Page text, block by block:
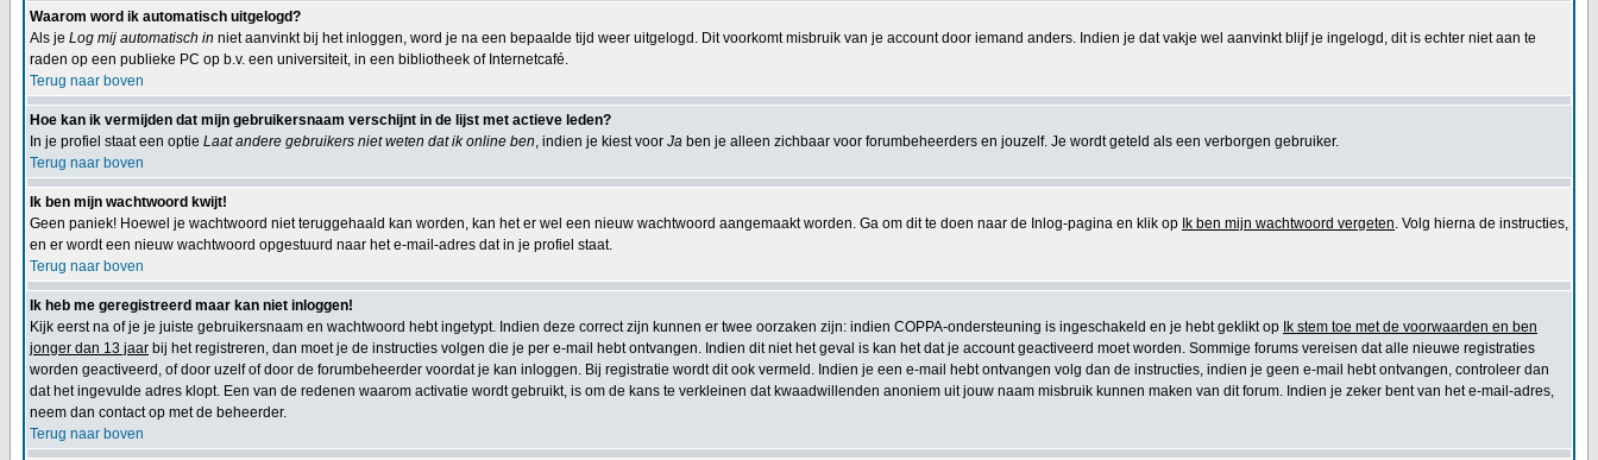
Waarom word ik automatisch uitgelogd?
Als je Log mij automatisch in niet aanvinkt bij het inloggen, word je na een bepaalde tijd weer uitgelogd. Dit voorkomt misbruik van je account door iemand anders. Indien je dat vakje wel aanvinkt blijf je ingelogd, dit is echter niet aan te
raden op een publieke PC op b.v. een universiteit, in een bibliotheek of Internetcafé.
Terug naar boven
Hoe kan ik vermijden dat mijn gebruikersnaam verschijnt in de lijst met actieve leden?
In je profiel staat een optie Laat andere gebruikers niet weten dat ik online ben, indien je kiest voor Ja ben je alleen zichbaar voor forumbeheerders en jouzelf. Je wordt geteld als een verborgen gebruiker.
Terug naar boven
Ik ben mijn wachtwoord kwijt!
Geen paniek! Hoewel je wachtwoord niet teruggehaald kan worden, kan het er wel een nieuw wachtwoord aangemaakt worden. Ga om dit te doen naar de Inlog-pagina en klik op Ik ben mijn wachtwoord vergeten. Volg hierna de instructies,
en er wordt een nieuw wachtwoord opgestuurd naar het e-mail-adres dat in je profiel staat.
Terug naar boven
Ik heb me geregistreerd maar kan niet inloggen!
Kijk eerst na of je je juiste gebruikersnaam en wachtwoord hebt ingetypt. Indien deze correct zijn kunnen er twee oorzaken zijn: indien COPPA-ondersteuning is ingeschakeld en je hebt geklikt op Ik stem toe met de voorwaarden en ben
jonger dan 13 jaar bij het registreren, dan moet je de instructies volgen die je per e-mail hebt ontvangen. Indien dit niet het geval is kan het dat je account geactiveerd moet worden. Sommige forums vereisen dat alle nieuwe registraties
worden geactiveerd, of door uzelf of door de forumbeheerder voordat je kan inloggen. Bij registratie wordt dit ook vermeld. Indien je een e-mail hebt ontvangen volg dan de instructies, indien je geen e-mail hebt ontvangen, controleer dan
dat het ingevulde adres klopt. Een van de redenen waarom activatie wordt gebruikt, is om de kans te verkleinen dat kwaadwillenden anoniem uit jouw naam misbruik kunnen maken van dit forum. Indien je zeker bent van het e-mail-adres,
neem dan contact op met de beheerder.
Terug naar boven